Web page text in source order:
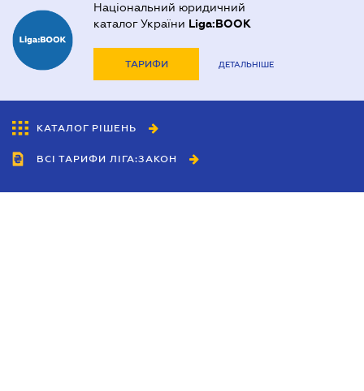
Національний юридичний
каталог України Liga:BOOK
ТАРИФИ ДЕТАЛЬНІШЕ
КАТАЛОГ РІШЕНЬ
ВСІ ТАРИФИ ЛІГА:ЗАКОН